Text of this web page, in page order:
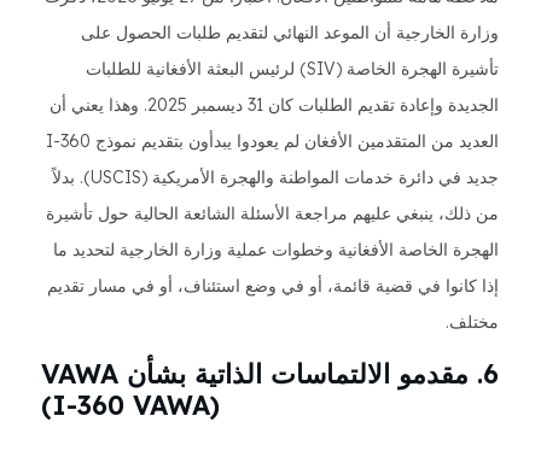
وزارة الخارجية أن الموعد النهائي لتقديم طلبات الحصول على
تأشيرة الهجرة الخاصة (SIV) لرئيس البعثة الأفغانية للطلبات
الجديدة وإعادة تقديم الطلبات كان 31 ديسمبر 2025. وهذا يعني أن
العديد من المتقدمين الأفغان لم يعودوا يبدأون بتقديم نموذج I-360
جديد في دائرة خدمات المواطنة والهجرة الأمريكية (USCIS). بدلاً
من ذلك، ينبغي عليهم مراجعة الأسئلة الشائعة الحالية حول تأشيرة
الهجرة الخاصة الأفغانية وخطوات عملية وزارة الخارجية لتحديد ما
إذا كانوا في قضية قائمة، أو في وضع استئناف، أو في مسار تقديم
مختلف.
6. مقدمو الالتماسات الذاتية بشأن VAWA
(I-360 VAWA)